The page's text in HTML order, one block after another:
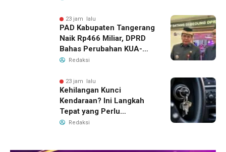
23 jam lalu
PAD Kabupaten Tangerang
Naik Rp466 Miliar, DPRD
Bahas Perubahan KUA-
PPAS 2026
Redaksi
23 jam lalu
Kehilangan Kunci
Kendaraan? Ini Langkah
Tepat yang Perlu
Dilakukan
Redaksi